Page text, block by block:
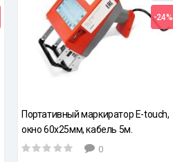
-24%
Портативный маркиратор E-touch,
окно 60х25мм, кабель 5м.
0